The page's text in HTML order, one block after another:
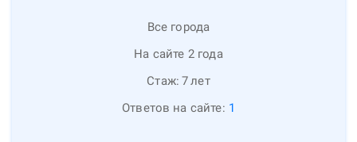
Все города
На сайте 2 года
Стаж: 7лет
Ответов на сайте: 1